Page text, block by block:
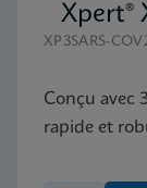
Xpert®
XP3SARS-
Conçu avec
rapide et